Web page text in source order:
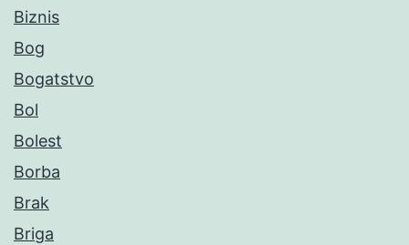
Biznis
Bog
Bogatstvo
Bol
Bolest
Borba
Brak
Briga